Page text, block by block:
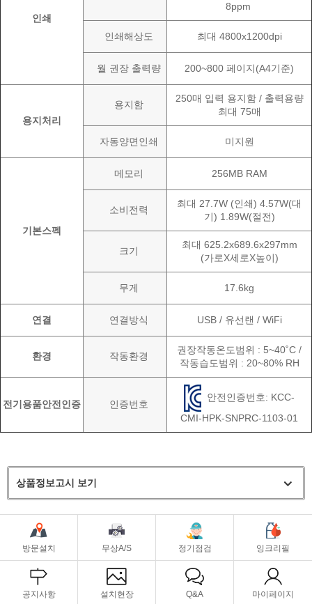
인쇄
8ppm
인쇄해상도 최대 4800x1200dpi
월 권장 출력량 200~800 페이지(A4기준)
용지처리
용지함
250매 입력 용지함 / 출력용량
최대 75매
자동양면인쇄 미지원
기본스펙
메모리 256MB RAM
소비전력
최대 27.7W (인쇄) 4.57W(대
기) 1.89W(절전)
크기
최대 625.2x689.6x297mm
(가로X세로X높이)
무게 17.6kg
연결 연결방식 USB / 유선랜 / WiFi
환경 작동환경
권장작동온도범위 : 5~40˚C /
작동습도범위 : 20~80% RH
전기용품안전인증 인증번호
안전인증번호: KCC-
CMI-HPK-SNPRC-1103-01
상품정보고시 보기
방문설치 무상A/S 정기점검 잉크리필
공지사항 설치현장 Q&A 마이페이지